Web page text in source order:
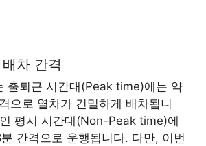
차 간격
출퇴근 시간대(Peak time)에는 약
으로 열차가 긴밀하게 배차됩니
평시 시간대(Non-Peak time)에
간격으로 운행됩니다. 다만, 이번